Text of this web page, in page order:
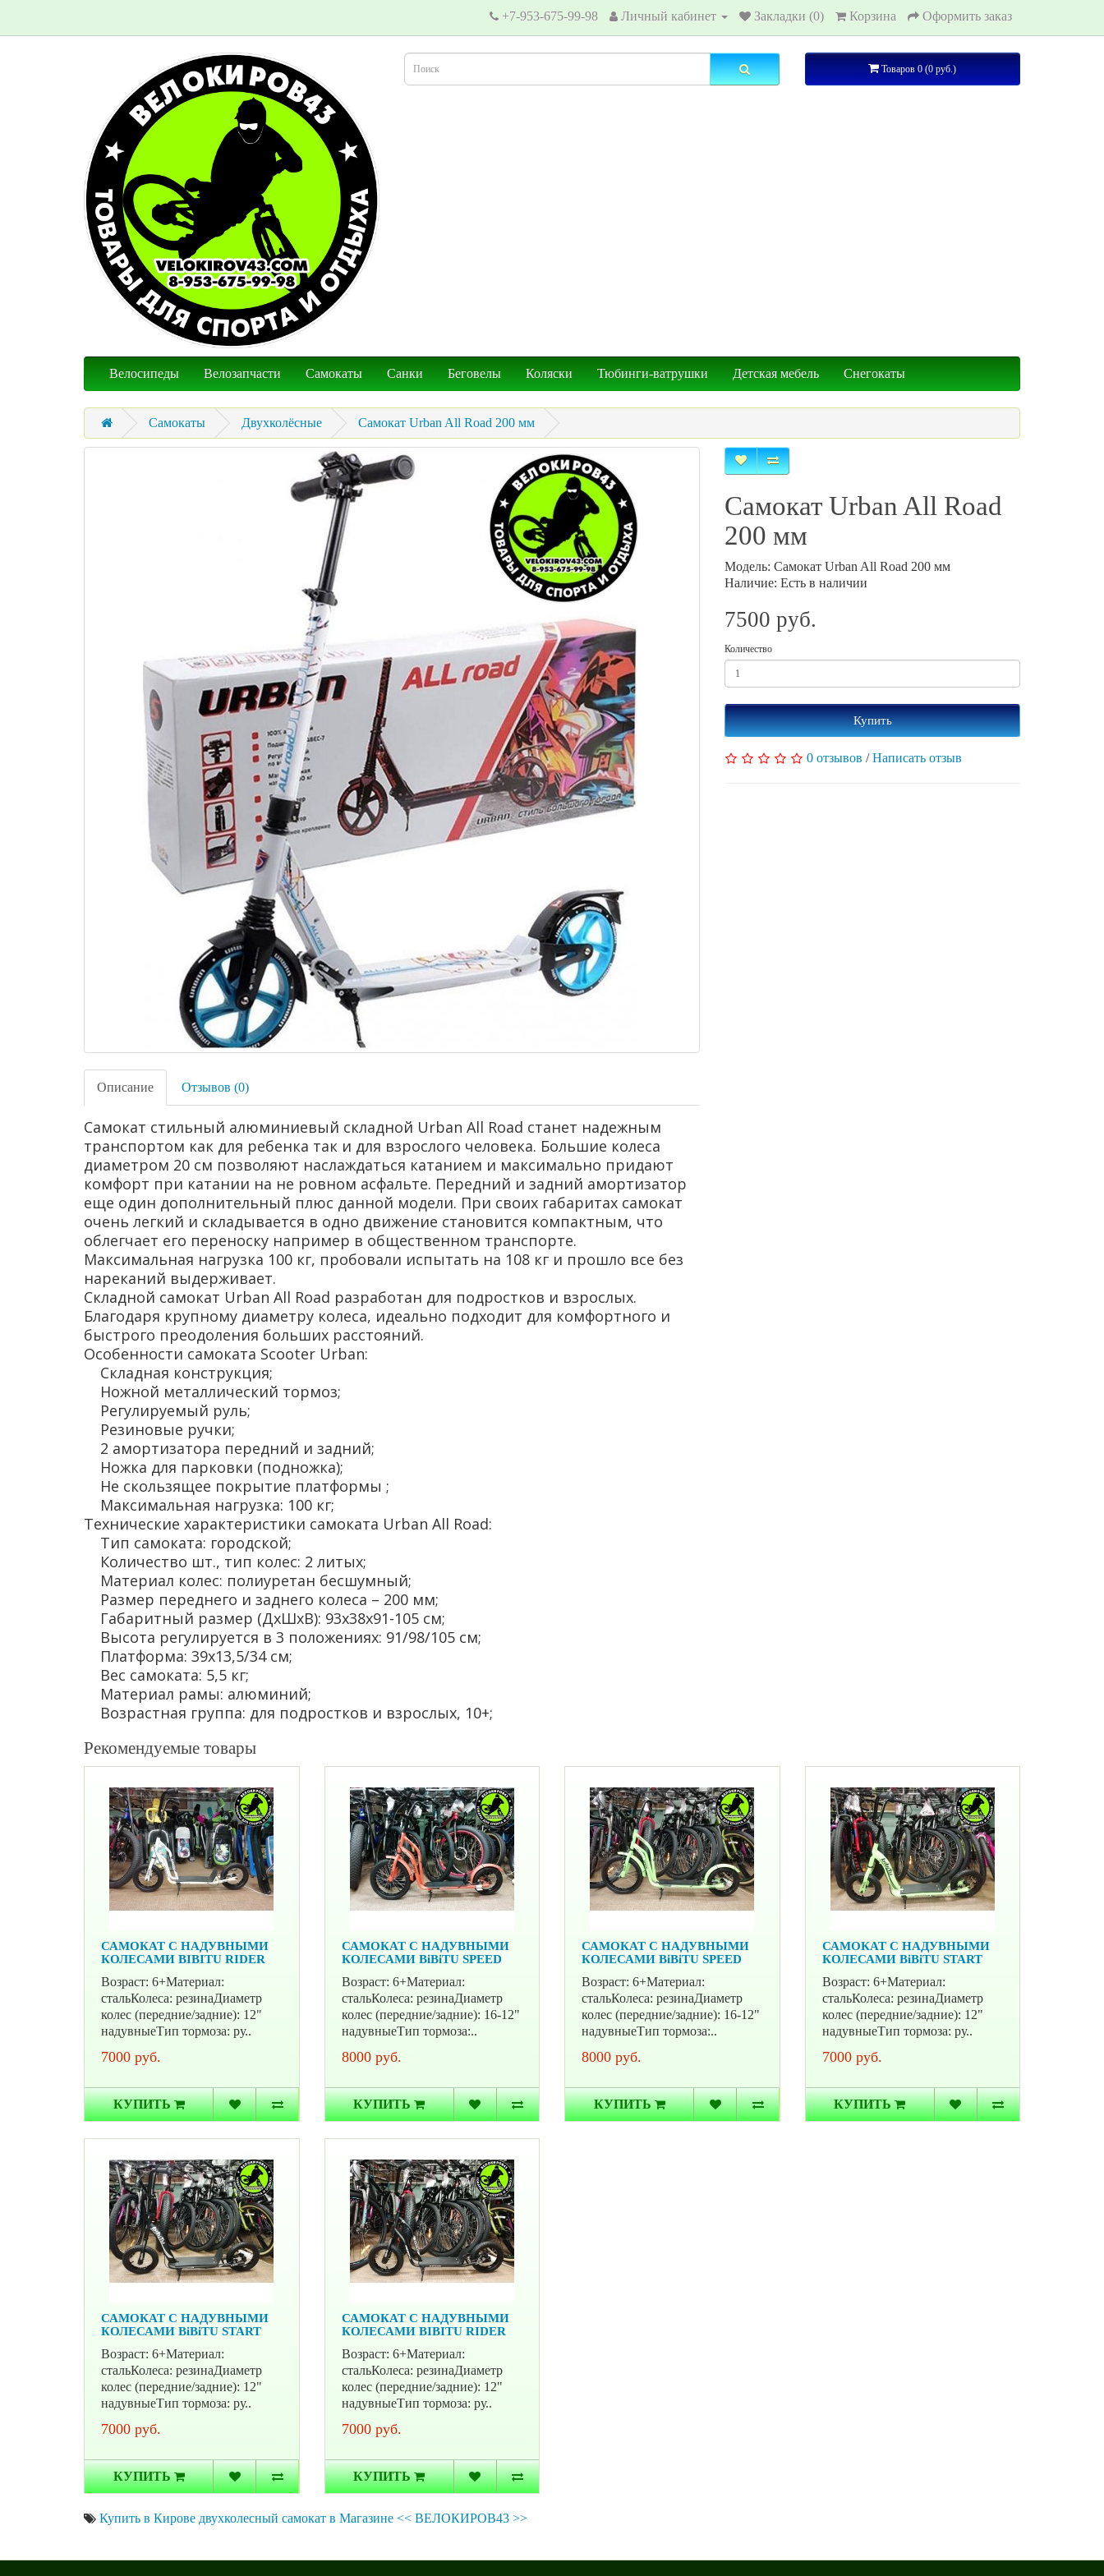
+7-953-675-99-98 Личный кабинет Закладки (0) Корзина Оформить заказ
Товаров 0 (0 руб.)
Велосипеды Велозапчасти Самокаты Санки Беговелы Коляски Тюбинги-ватрушки Детская мебель Снегокаты
Самокаты Двухколёсные Самокат Urban All Road 200 мм
Описание Отзывов (0)
Самокат стильный алюминиевый складной Urban All Road станет надежным
транспортом как для ребенка так и для взрослого человека. Большие колеса
диаметром 20 см позволяют наслаждаться катанием и максимально придают
комфорт при катании на не ровном асфальте. Передний и задний амортизатор
еще один дополнительный плюс данной модели. При своих габаритах самокат
очень легкий и складывается в одно движение становится компактным, что
облегчает его переноску например в общественном транспорте.
Максимальная нагрузка 100 кг, пробовали испытать на 108 кг и прошло все без
нареканий выдерживает.
Складной самокат Urban All Road разработан для подростков и взрослых.
Благодаря крупному диаметру колеса, идеально подходит для комфортного и
быстрого преодоления больших расстояний.
Особенности самоката Scooter Urban:
Складная конструкция;
Ножной металлический тормоз;
Регулируемый руль;
Резиновые ручки;
2 амортизатора передний и задний;
Ножка для парковки (подножка);
Не скользящее покрытие платформы ;
Максимальная нагрузка: 100 кг;
Технические характеристики самоката Urban All Road:
Тип самоката: городской;
Количество шт., тип колес: 2 литых;
Материал колес: полиуретан бесшумный;
Размер переднего и заднего колеса – 200 мм;
Габаритный размер (ДхШхВ): 93х38х91-105 см;
Высота регулируется в 3 положениях: 91/98/105 см;
Платформа: 39х13,5/34 см;
Вес самоката: 5,5 кг;
Материал рамы: алюминий;
Возрастная группа: для подростков и взрослых, 10+;
Самокат Urban All Road
200 мм
Модель: Самокат Urban All Road 200 мм
Наличие: Есть в наличии
7500 руб.
Количество
Купить
0 отзывов /Написать отзыв
Рекомендуемые товары
САМОКАТ С НАДУВНЫМИ
КОЛЕСАМИ BIBITU RIDER
Возраст: 6+Материал:
стальКолеса: резинаДиаметр
колес (передние/задние): 12"
надувныеТип тормоза: ру..
7000 руб.
КУПИТЬ
САМОКАТ С НАДУВНЫМИ
КОЛЕСАМИ BiBiTU SPEED
Возраст: 6+Материал:
стальКолеса: резинаДиаметр
колес (передние/задние): 16-12"
надувныеТип тормоза:..
8000 руб.
КУПИТЬ
САМОКАТ С НАДУВНЫМИ
КОЛЕСАМИ BiBiTU SPEED
Возраст: 6+Материал:
стальКолеса: резинаДиаметр
колес (передние/задние): 16-12"
надувныеТип тормоза:..
8000 руб.
КУПИТЬ
САМОКАТ С НАДУВНЫМИ
КОЛЕСАМИ BiBiTU START
Возраст: 6+Материал:
стальКолеса: резинаДиаметр
колес (передние/задние): 12"
надувныеТип тормоза: ру..
7000 руб.
КУПИТЬ
САМОКАТ С НАДУВНЫМИ
КОЛЕСАМИ BiBiTU START
Возраст: 6+Материал:
стальКолеса: резинаДиаметр
колес (передние/задние): 12"
надувныеТип тормоза: ру..
7000 руб.
КУПИТЬ
САМОКАТ С НАДУВНЫМИ
КОЛЕСАМИ BIBITU RIDER
Возраст: 6+Материал:
стальКолеса: резинаДиаметр
колес (передние/задние): 12"
надувныеТип тормоза: ру..
7000 руб.
КУПИТЬ
Купить в Кирове двухколесный самокат в Магазине << ВЕЛОКИРОВ43 >>